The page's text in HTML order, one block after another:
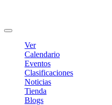
Ver
Calendario
Eventos
Clasificaciones
Noticias
Tienda
Blogs